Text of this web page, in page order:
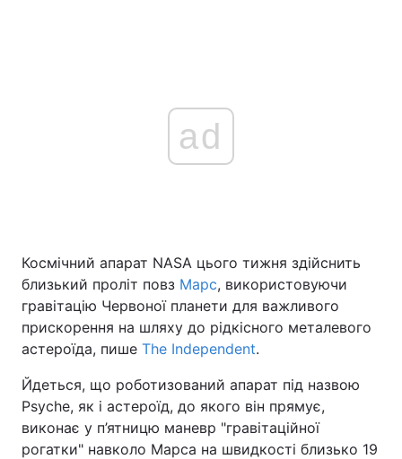
Україна Політика
Економіка Світ
Техно і зв'язок Лайт
Зброя Інциденти
ad
Космічний апарат NASA цього тижня здійснить
близький проліт повз Марс, використовуючи
гравітацію Червоної планети для важливого
прискорення на шляху до рідкісного металевого
астероїда, пише The Independent.
Йдеться, що роботизований апарат під назвою
Psyche, як і астероїд, до якого він прямує,
виконає у п’ятницю маневр "гравітаційної
рогатки" навколо Марса на швидкості близько 19